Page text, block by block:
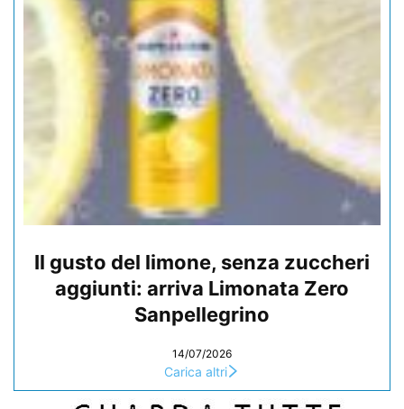
Il gusto del limone, senza zuccheri
aggiunti: arriva Limonata Zero
Sanpellegrino
14/07/2026
Carica altri